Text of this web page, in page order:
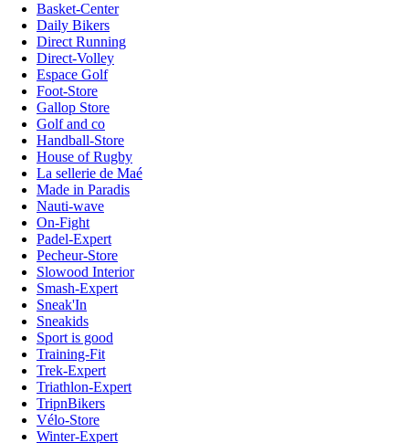
Basket-Center
Daily Bikers
Direct Running
Direct-Volley
Espace Golf
Foot-Store
Gallop Store
Golf and co
Handball-Store
House of Rugby
La sellerie de Maé
Made in Paradis
Nauti-wave
On-Fight
Padel-Expert
Pecheur-Store
Slowood Interior
Smash-Expert
Sneak'In
Sneakids
Sport is good
Training-Fit
Trek-Expert
Triathlon-Expert
TripnBikers
Vélo-Store
Winter-Expert